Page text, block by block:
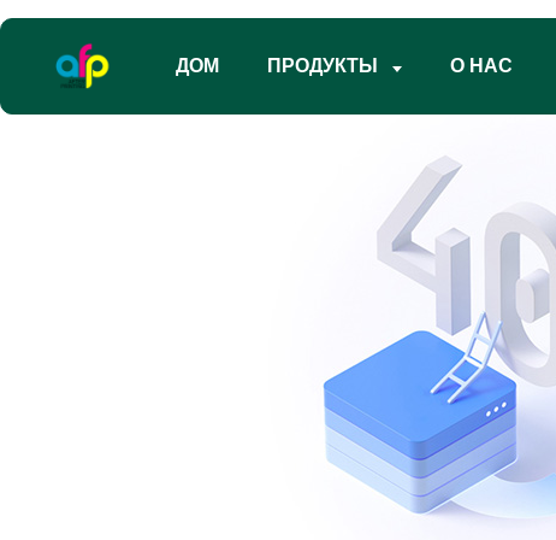
ДОМ ПРОДУКТЫ О НАС